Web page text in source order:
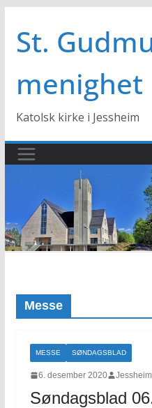
innholdet
St.
menighet
Katolsk kirke i Jessheim
Messe
MESSE SØNDAGSBLAD
6. desember 2020 Jessheim
Søndagsblad